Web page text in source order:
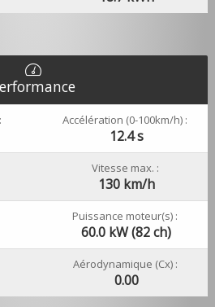
Accélération (0-100km/h) :
12.4 s
Vitesse max. :
130 km/h
Puissance moteur(s) :
60.0 kW (82 ch)
Aérodynamique (Cx) :
0.00